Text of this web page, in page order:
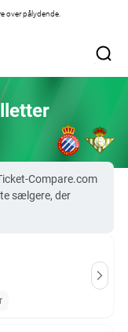
over pålydende.
Compare.com
sælgere, der